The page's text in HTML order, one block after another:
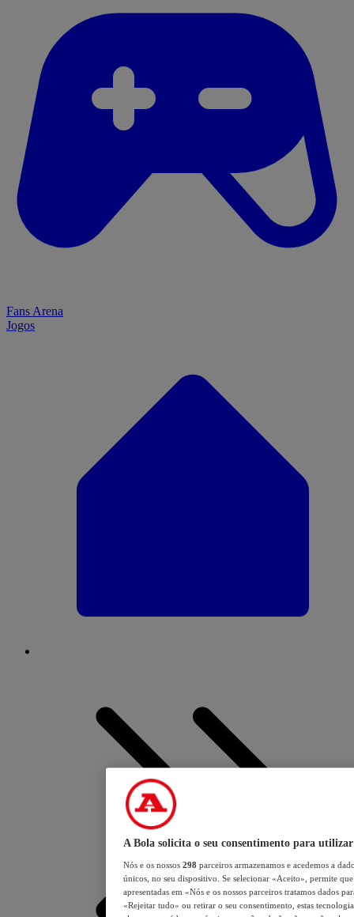
Fans Arena
Jogos
A Bola solicita o seu consentimento para utilizar
Nós e os nossos 298 parceiros armazenamos e acedemos a
únicos, no seu dispositivo. Se selecionar «Aceito», permite
apresentadas em «Nós e os nossos parceiros tratamos dados
«Rejeitar tudo» ou retirar o seu consentimento, estas